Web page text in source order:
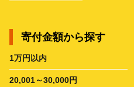
寄付金額から探す
1万円以内
20,001～30,000円